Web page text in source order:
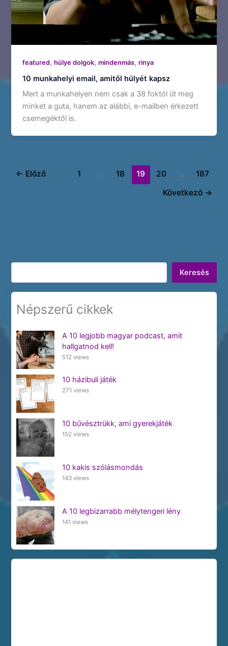
featured,hülye dolgok,mindenmás,rinya
10 munkahelyi email, amitől hülyét kapsz
Mert a munkahelyen nem csak a 38 foktól üt meg
minket a guta, hanem az alábbi, e-mailben érkezett
csemegéktől is.
← Előző 1 … 18 19 20 …
187
Következő →
Keresés
Keresés
Népszerű cikkek
A 10 legjobb magyar podcast, amit
hallgatnod kell!
512 views
10 házibuli játék
271 views
10 bűvésztrükk, ami gyerekjáték
152 views
10 kakis szólásmondás
143 views
A 10 legbizarrabb mélytengeri lény
141 views